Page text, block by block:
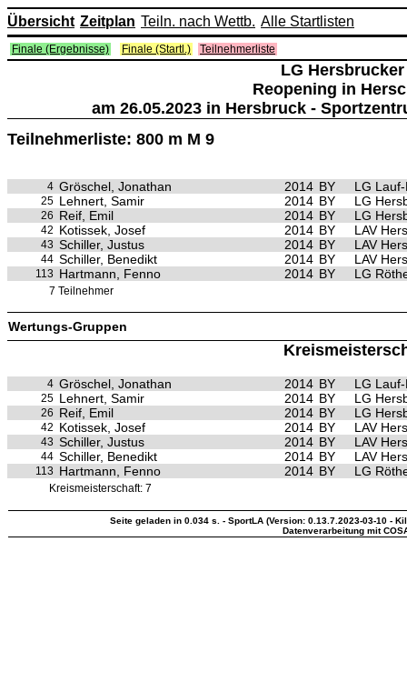
Übersicht Zeitplan Teiln. nach Wettb. Alle Startlisten
Finale (Ergebnisse) Finale (Startl.) Teilnehmerliste
LG
Reopening in
am 26.05.2023 in Hersbruck -
Teilnehmerliste: 800 m M 9
4 Gröschel, Jonathan 2014 BY LG
25 Lehnert, Samir 2014 BY LG
26 Reif, Emil 2014 BY LG
42 Kotissek, Josef 2014 BY LAV
43 Schiller, Justus 2014 BY LAV
44 Schiller, Benedikt 2014 BY LAV
113 Hartmann, Fenno 2014 BY LG
7 Teilnehmer
Wertungs-Gruppen
4 Gröschel, Jonathan 2014 BY LG
25 Lehnert, Samir 2014 BY LG
26 Reif, Emil 2014 BY LG
42 Kotissek, Josef 2014 BY LAV
43 Schiller, Justus 2014 BY LAV
44 Schiller, Benedikt 2014 BY LAV
113 Hartmann, Fenno 2014 BY LG
Kreismeisterschaft: 7
Seite geladen in 0.034 s. - SportLA (Version: 0.13.7.2023-03-10 -
Datenverarbeitung mit